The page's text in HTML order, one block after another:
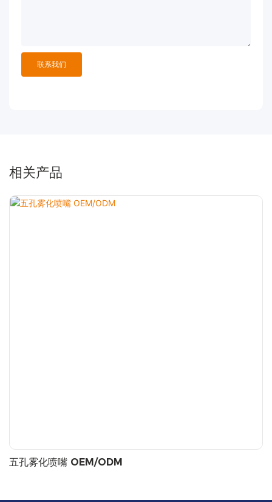
联系我们
相关产品
五孔雾化喷嘴 OEM/ODM